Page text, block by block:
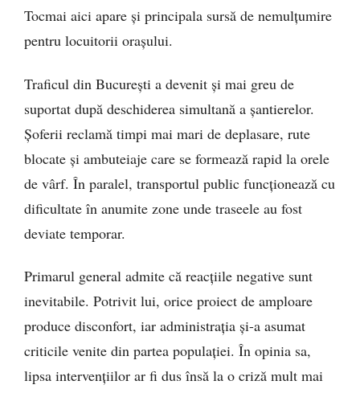
Tocmai aici apare și principala sursă de nemulțumire
pentru locuitorii orașului.
Traficul din București a devenit și mai greu de
suportat după deschiderea simultană a șantierelor.
Șoferii reclamă timpi mai mari de deplasare, rute
blocate și ambuteiaje care se formează rapid la orele
de vârf. În paralel, transportul public funcționează cu
dificultate în anumite zone unde traseele au fost
deviate temporar.
Primarul general admite că reacțiile negative sunt
inevitabile. Potrivit lui, orice proiect de amploare
produce disconfort, iar administrația și-a asumat
criticile venite din partea populației. În opinia sa,
lipsa intervențiilor ar fi dus însă la o criză mult mai